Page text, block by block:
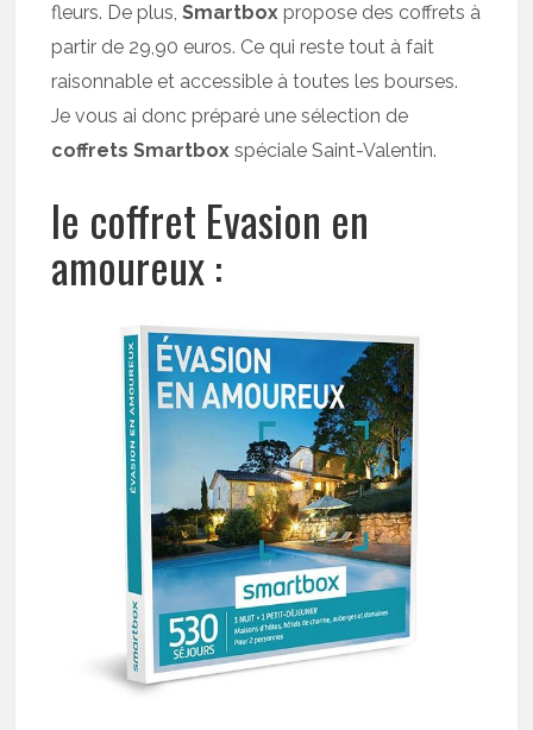
fleurs. De plus,Smartbox propose des coffrets à
partir de 29,90 euros. Ce qui reste tout à fait
raisonnable et accessible à toutes les bourses.
Je vous ai donc préparé une sélection de
coffrets Smartbox spéciale Saint-Valentin.
le coffret Evasion en
amoureux :